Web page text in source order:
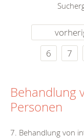
6
7
Behandlung
Personen
7. Behandlung von